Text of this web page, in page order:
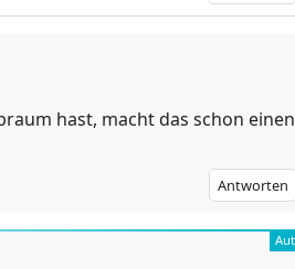
hast, macht das schon einen
Antworten